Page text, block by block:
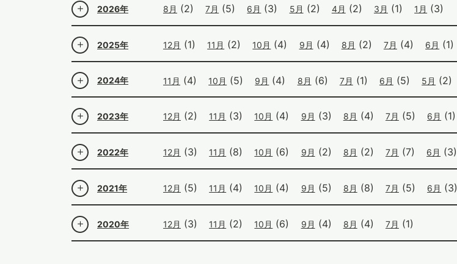
2026年 8月 (2) 7月 (5) 6月 (3) 5月 (2) 4月 (2) 3月 (1) 1月 (3)
2025年 12月 (1) 11月 (2) 10月 (4) 9月 (4) 8月 (2) 7月 (4) 6月 (1)
2024年 11月 (4) 10月 (5) 9月 (4) 8月 (6) 7月 (1) 6月 (5) 5月 (2)
2023年 12月 (2) 11月 (3) 10月 (4) 9月 (3) 8月 (4) 7月 (5) 6月 (1)
2022年 12月 (3) 11月 (8) 10月 (6) 9月 (2) 8月 (2) 7月 (7) 6月 (3)
2021年 12月 (5) 11月 (4) 10月 (4) 9月 (5) 8月 (8) 7月 (5) 6月 (3)
2020年 12月 (3) 11月 (2) 10月 (6) 9月 (4) 8月 (4) 7月 (1)